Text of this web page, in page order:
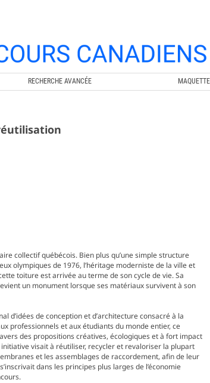
RECHERCHE AVANCÉE
collectif québécois. Bien plus qu’une simple structure
olympiques de 1976, l’héritage moderniste de la ville et
toiture est arrivée au terme de son cycle de vie. Sa
un monument lorsque ses matériaux survivent à son
d’idées de conception et d’architecture consacré à la
professionnels et aux étudiants du monde entier, ce
des propositions créatives, écologiques et à fort impact
visait à réutiliser, recycler et revaloriser la plupart
et les assemblages de raccordement, afin de leur
dans les principes plus larges de l’économie